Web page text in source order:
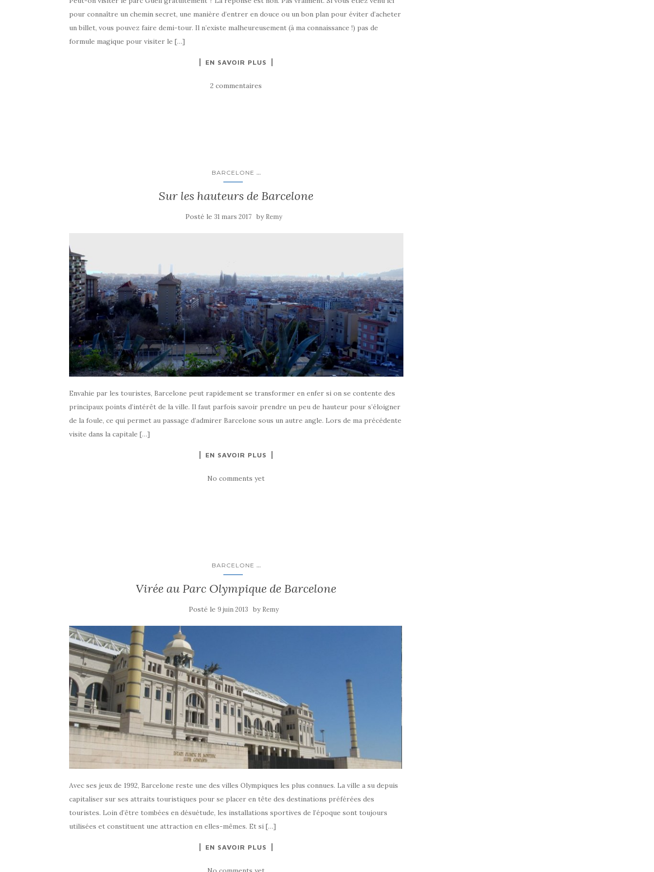
pour connaître un chemin secret, une manière d’entrer en douce ou un bon plan pour éviter d’acheter
un billet, vous pouvez faire demi-tour. Il n’existe malheureusement (à ma connaissance !) pas de
formule magique pour visiter le […]
EN SAVOIR PLUS
2 commentaires
BARCELONE ...
Sur les hauteurs de Barcelone
Posté le 31 mars 2017 by Remy
Envahie par les touristes, Barcelone peut rapidement se transformer en enfer si on se contente des
principaux points d’intérêt de la ville. Il faut parfois savoir prendre un peu de hauteur pour s’éloigner
de la foule, ce qui permet au passage d’admirer Barcelone sous un autre angle. Lors de ma précédente
visite dans la capitale […]
EN SAVOIR PLUS
No comments yet
BARCELONE ...
Virée au Parc Olympique de Barcelone
Posté le 9 juin 2013 by Remy
Avec ses jeux de 1992, Barcelone reste une des villes Olympiques les plus connues. La ville a su depuis
capitaliser sur ses attraits touristiques pour se placer en tête des destinations préférées des
touristes. Loin d’être tombées en désuétude, les installations sportives de l’époque sont toujours
utilisées et constituent une attraction en elles-mêmes. Et si […]
EN SAVOIR PLUS